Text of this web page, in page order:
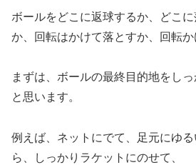
ボールをどこに返球するか、どこ
か、回転はかけて落とすか、回転か
まずは、ボールの最終目的地をし
と思います。
例えば、ネットにでて、足元にゆ
ら、しっかりラケットにのせて、